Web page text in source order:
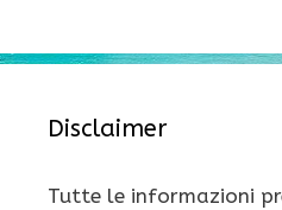
Disclaimer
Tutte le informazioni